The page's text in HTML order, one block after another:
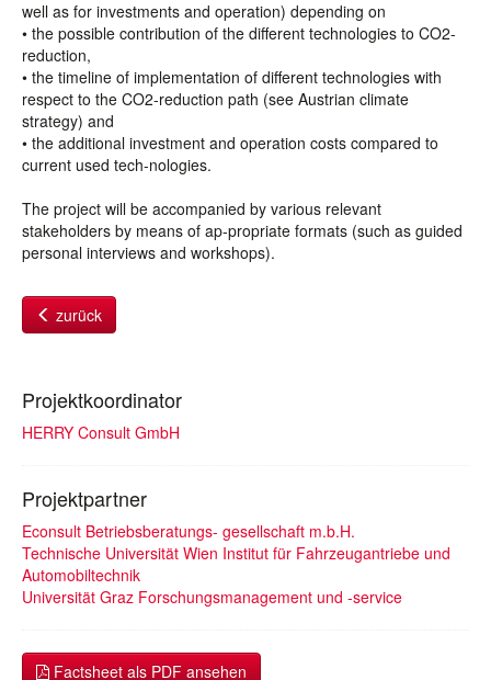
well as for investments and operation) depending on
• the possible contribution of the different technologies to CO2-
reduction,
• the timeline of implementation of different technologies with
respect to the CO2-reduction path (see Austrian climate
strategy) and
• the additional investment and operation costs compared to
current used tech-nologies.
The project will be accompanied by various relevant
stakeholders by means of ap-propriate formats (such as guided
personal interviews and workshops).
zurück
Projektkoordinator
HERRY Consult GmbH
Projektpartner
Econsult Betriebsberatungs- gesellschaft m.b.H.
Technische Universität Wien Institut für Fahrzeugantriebe und
Automobiltechnik
Universität Graz Forschungsmanagement und -service
Factsheet als PDF ansehen